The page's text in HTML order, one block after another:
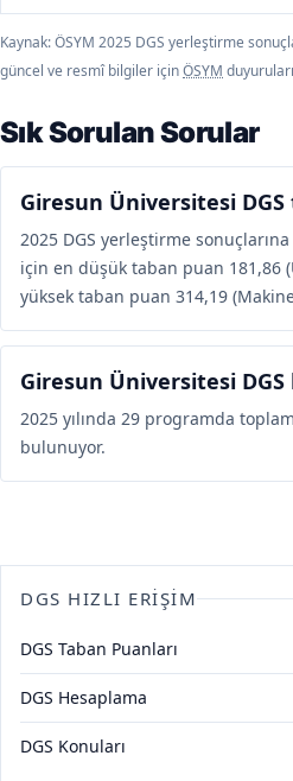
Kaynak: ÖSYM 2025 DGS yerleştirme
güncel ve resmî bilgiler içinÖSYM
Sık Sorulan Sorular
Giresun Üniversitesi DGS
2025 DGS yerleştirme
için en düşük taban puan 181,86
yüksek taban puan 314,19
Giresun Üniversitesi
2025 yılında 29 programda
bulunuyor.
DGS HIZLI ERIŞIM
DGS Taban Puanları
DGS Hesaplama
DGS Konuları